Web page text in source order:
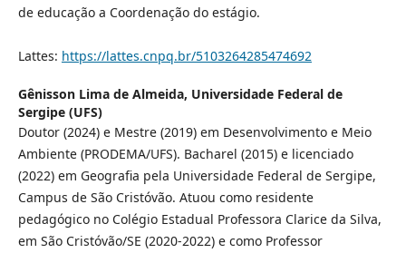
de educação a Coordenação do estágio.
Lattes: https://lattes.cnpq.br/5103264285474692
Gênisson Lima de Almeida, Universidade Federal de
Sergipe (UFS)
Doutor (2024) e Mestre (2019) em Desenvolvimento e Meio
Ambiente (PRODEMA/UFS). Bacharel (2015) e licenciado
(2022) em Geografia pela Universidade Federal de Sergipe,
Campus de São Cristóvão. Atuou como residente
pedagógico no Colégio Estadual Professora Clarice da Silva,
em São Cristóvão/SE (2020-2022) e como Professor